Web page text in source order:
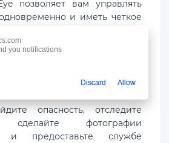
позволяет вам управлять
и иметь четкое
это может быть под угрозой.
отследите
сделайте фотографии
и предоставьте службе
you notifications
Discard Allow